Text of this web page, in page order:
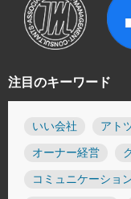
注目のキーワード
いい会社 アト
オーナー経営
コミュニケーショ